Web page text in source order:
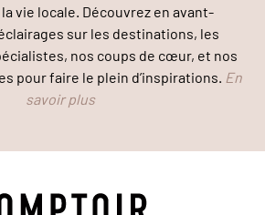
vie locale. Découvrez en avant-
sur les destinations, les
nos coups de cœur, et nos
pour faire le plein d’inspirations. En
savoir plus